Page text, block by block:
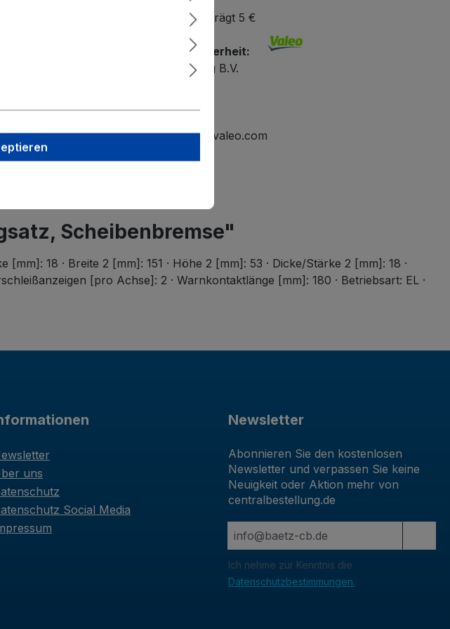
Der Mindestbestellwert beträgt 5 €
Angaben zur Produktsicherheit:
Valeo International Holding B.V.
helmond-hotline.mailbox@valeo.com
Scheibenbremse"
18 · Breite 2 [mm]: 151 · Höhe 2 [mm]: 53 · Dicke/Stärke 2 [mm]: 18 ·
[pro Achse]: 2 · Warnkontaktlänge [mm]: 180 · Betriebsart: EL ·
uns
Social Media
Newsletter
Abonnieren Sie den kostenlosen
Newsletter und verpassen Sie keine
Neuigkeit oder Aktion mehr von
centralbestellung.de
Ich nehme zur Kenntnis die
Datenschutzbestimmungen.